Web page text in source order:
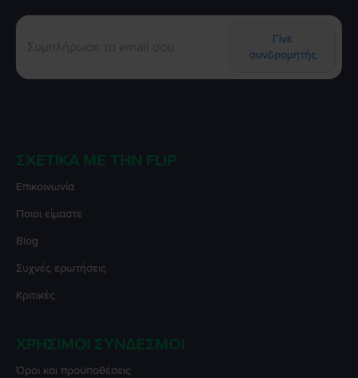
Γίνε
συνδρομητής
ΣΧΕΤΙΚΆ ΜΕ ΤΗΝ FLIP
Επικοινωνία
Ποιοι είμαστε
Blog
Συχνές ερωτήσεις
Κριτικές
ΧΡΉΣΙΜΟΙ ΣΎΝΔΕΣΜΟΙ
Όροι και προϋποθέσεις